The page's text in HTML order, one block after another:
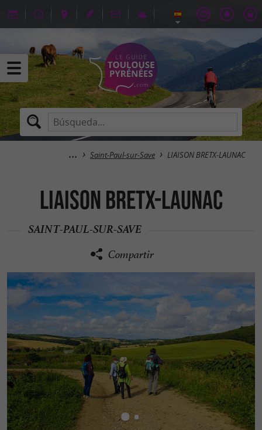
Saint-Paul-sur-Save LIAISON BRETX-LAUNAC
LIAISON BRETX-LAUNAC
SAINT-PAUL-SUR-SAVE
Compartir